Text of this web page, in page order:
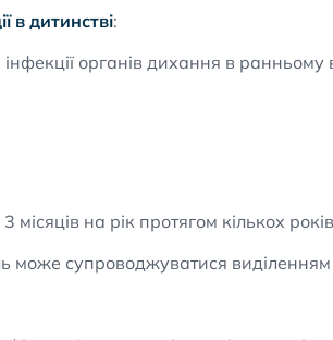
в дитинстві:
інфекції органів дихання в
на рік протягом кількох
може супроводжуватися